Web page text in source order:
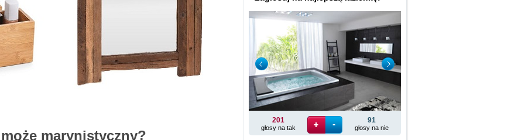
marynistyczny?
201
głosy na tak
91
głosy na nie